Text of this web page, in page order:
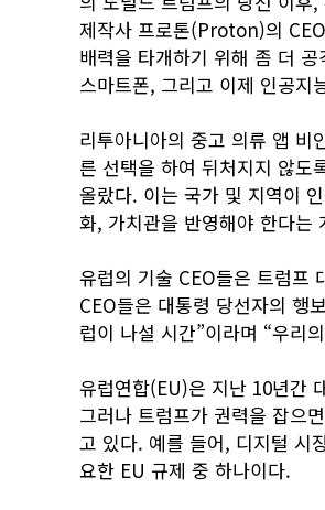
제작사 프로톤(Proton)의
배력을 타개하기 위해 좀 더
스마트폰, 그리고 이제 인공지
리투아니아의 중고 의류 앱
른 선택을 하여 뒤처지지 않도
올랐다. 이는 국가 및 지역이
화, 가치관을 반영해야 한다는
유럽의 기술 CEO들은 트럼프
CEO들은 대통령 당선자의 행
럽이 나설 시간”이라며 “우리
유럽연합(EU)은 지난 10년간
그러나 트럼프가 권력을 잡으
고 있다. 예를 들어, 디지털
요한 EU 규제 중 하나이다.